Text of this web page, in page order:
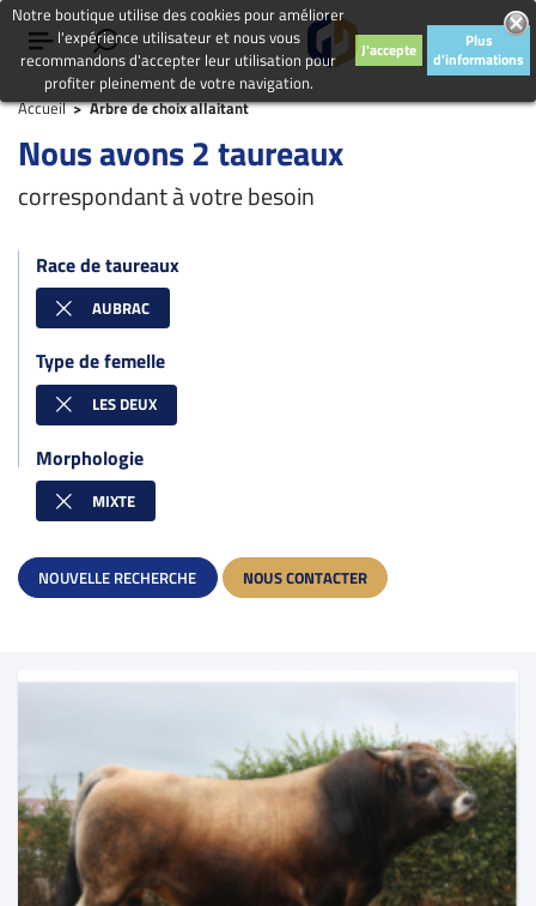
Accueil Arbre de choix allaitant
Nous avons 2 taureaux
correspondant à votre besoin
Race de taureaux
AUBRAC
Type de femelle
LES DEUX
Morphologie
MIXTE
NOUVELLE RECHERCHE NOUS CONTACTER
Notre boutique utilise des cookies pour améliorer
l'expérience utilisateur et nous vous
recommandons d'accepter leur utilisation pour
profiter pleinement de votre navigation.
J'accepte
Plus
d'informations